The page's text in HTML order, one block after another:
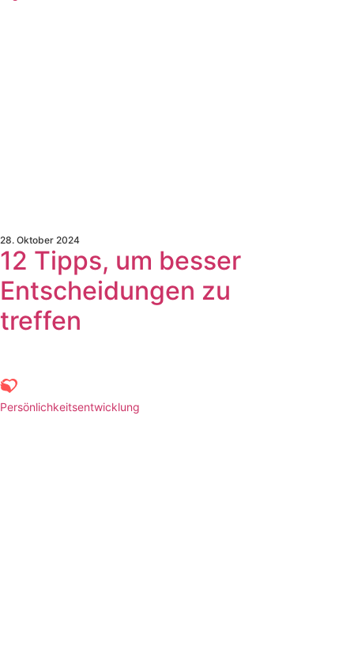
28. Oktober 2024
12 Tipps, um besser
Entscheidungen zu
treffen
Persönlichkeitsentwicklung